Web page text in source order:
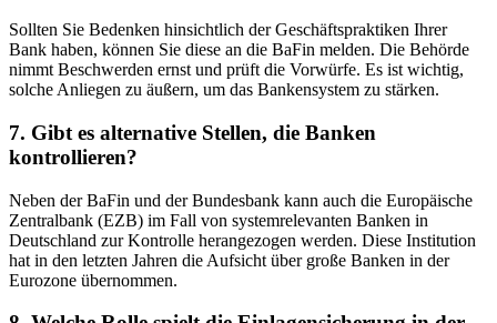
Sollten Sie Bedenken hinsichtlich der ⁣Geschäftspraktiken Ihrer
Bank haben, können Sie diese an die BaFin‍ melden. Die Behörde
nimmt⁣ Beschwerden ernst und prüft die Vorwürfe. Es ⁤ist wichtig,
solche Anliegen ​zu äußern, um das Bankensystem zu stärken.
7.⁣ Gibt‌ es alternative ‌Stellen, die⁣ Banken
⁤kontrollieren?
Neben der BaFin und der Bundesbank kann auch die Europäische
Zentralbank (EZB) im Fall von systemrelevanten Banken in
Deutschland zur Kontrolle herangezogen werden. Diese Institution
hat in ⁢den letzten Jahren die Aufsicht über große Banken in der
Eurozone übernommen.